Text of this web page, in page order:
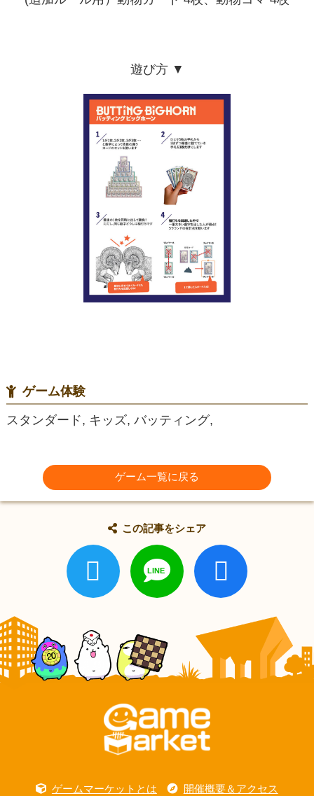
遊び方 ▼
ゲーム体験
スタンダード, キッズ, バッティング,
ゲーム一覧に戻る
この記事をシェア
ゲームマーケットとは 開催概要＆アクセス